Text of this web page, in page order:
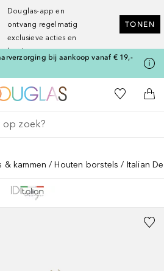
Douglas-app en
ontvang regelmatig
exclusieve acties en
kortingen
TONEN
bij aankoop vanaf € 19,-
Naar Douglas Home
Naar Mijn
& kammen Houten borstels Italian